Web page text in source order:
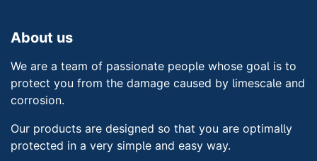
About us
We are a team of passionate people whose goal is to
protect you from the damage caused by limescale and
corrosion.
Our products are designed so that you are optimally
protected in a very simple and easy way.